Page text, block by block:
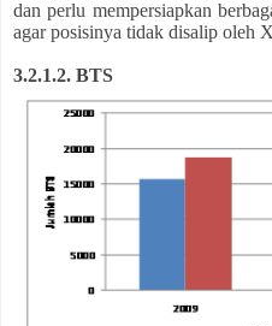
dan perlu mempersiapkan
agar posisinya tidak disalip oleh
3.2.1.2. BTS